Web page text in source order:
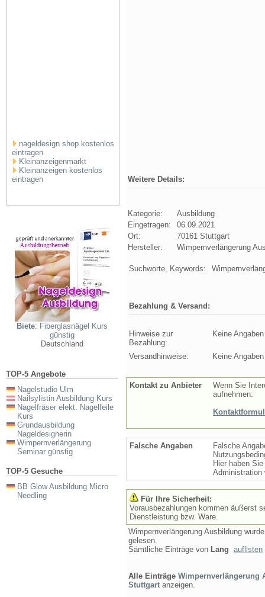
nageldesign shop kostenlos
eintragen
Kleinanzeigenmarkt
Kleinanzeigen kostenlos
eintragen
Biete: Fiberglasnägel Kurs
günstig
Deutschland
TOP-5 Angebote
Nagelstudio Ulm
Nailsylistin Ausbildung Kurs
Nagelfräser elekt. Nagelfeile
Kurs
Grundausbildung
Nageldesignerin
Wimpernverlängerung
Seminar günstig
TOP-5 Gesuche
BB Glow Ausbildung Micro
Needling
Weitere Details:
Kategorie:
Ausbildung
Eingetragen:
06.09.2021
Ort:
70161 Stuttgart
Hersteller:
Wimpernverlängerung
Suchworte, Keywords:
Bezahlung & Versand:
Hinweise zur
Bezahlung:
Keine Angaben
Versandhinweise: Keine Angaben
Kontakt zu Anbieter
Wenn Sie
aufnehmen:
Falsche Angaben
Falsche
Hier haben
Für Ihre Sicherheit:
Vorausbezahlungen kommen äußerst
Dienstleistung bzw. Ware.
Wimpernverlängerung Ausbildung
gelesen.
Sämtliche Einträge von Lang auflisten
Alle Einträge Wimpernverlängerung
Stuttgart anzeigen.